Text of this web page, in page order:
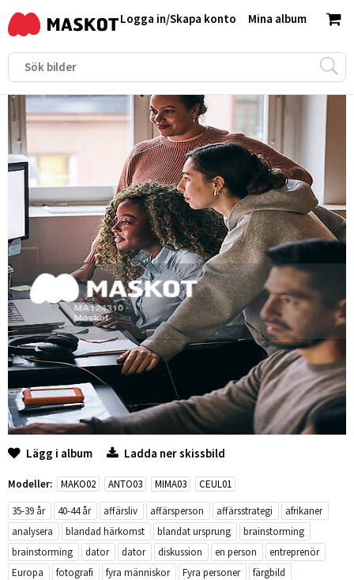
Mina album
Logga in/Skapa konto
Lägg i album Ladda ner skissbild
Modeller: MAKO02 ANTO03 MIMA03
CEUL01
35-39 år
40-44 år affärsliv affärsperson affärsstrategi
afrikaner
analysera
blandad härkomst blandat ursprung
brainstorming
brainstorming
dator dator diskussion en person
entreprenör
Europa
fotografi fyra människor Fyra personer
färgbild